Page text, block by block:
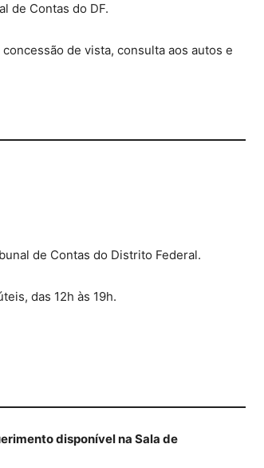
de Contas do DF.
de vista, consulta aos autos e
de Contas do Distrito Federal.
das 12h às 19h.
disponível na Sala de